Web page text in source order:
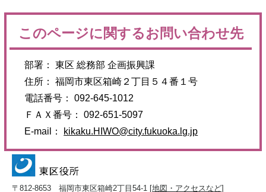
このページに関するお問い合わせ先
部署： 東区 総務部 企画振興課
住所： 福岡市東区箱崎２丁目５４番１号
電話番号： 092-645-1012
ＦＡＸ番号： 092-651-5097
E-mail：
kikaku.HIWO@city.fukuoka.lg.jp
〒812-8653 福岡市東区箱崎2丁目54-1 [地図・アクセスなど]